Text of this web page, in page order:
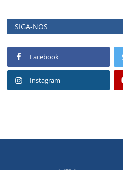
SIGA-NOS
Facebook
Instagram